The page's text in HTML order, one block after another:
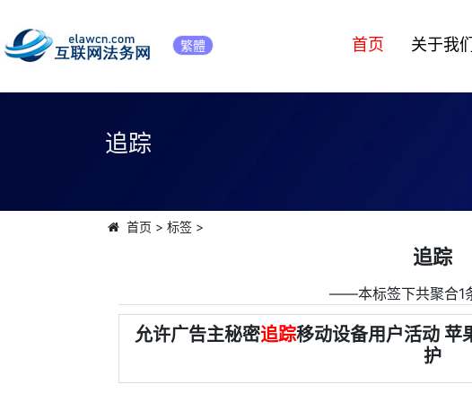
繁體 首页 关于我们
追踪
首页 > 标签>
追踪
――本标签下共聚合
允许广告主秘密追踪移动设备用户活动 苹
护